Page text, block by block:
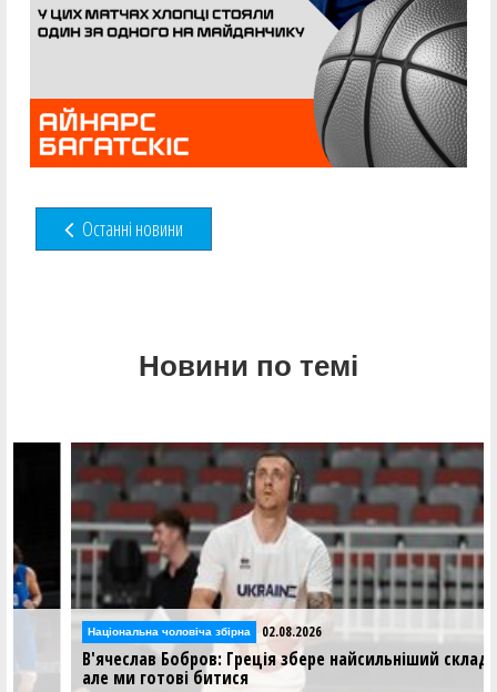
Останні новини
Новини по темі
Національна чоловіча збірна 02.08.2026
В'ячеслав Бобров: Греція збере найсильніший склад,
але ми готові битися